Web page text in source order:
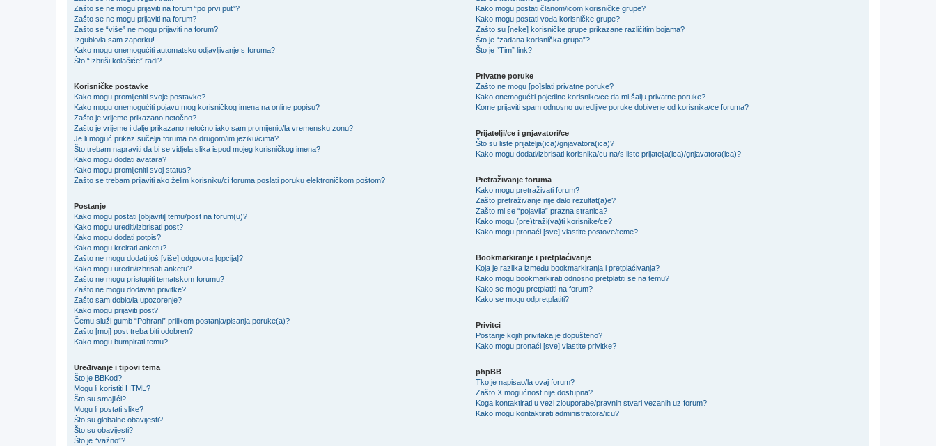
Zašto se ne mogu prijaviti na forum “po prvi put”?
Zašto se ne mogu prijaviti na forum?
Zašto se “više” ne mogu prijaviti na forum?
Izgubio/la sam zaporku!
Kako mogu onemogućiti automatsko odjavljivanje s foruma?
Što “Izbriši kolačiće” radi?
Korisničke postavke
Kako mogu promijeniti svoje postavke?
Kako mogu onemogućiti pojavu mog korisničkog imena na online popisu?
Zašto je vrijeme prikazano netočno?
Zašto je vrijeme i dalje prikazano netočno iako sam promijenio/la vremensku zonu?
Je li moguć prikaz sučelja foruma na drugom/im jeziku/cima?
Što trebam napraviti da bi se vidjela slika ispod mojeg korisničkog imena?
Kako mogu dodati avatara?
Kako mogu promijeniti svoj status?
Zašto se trebam prijaviti ako želim korisniku/ci foruma poslati poruku elektroničkom poštom?
Postanje
Kako mogu postati [objaviti] temu/post na forum(u)?
Kako mogu urediti/izbrisati post?
Kako mogu dodati potpis?
Kako mogu kreirati anketu?
Zašto ne mogu dodati još [više] odgovora [opcija]?
Kako mogu urediti/izbrisati anketu?
Zašto ne mogu pristupiti tematskom forumu?
Zašto ne mogu dodavati privitke?
Zašto sam dobio/la upozorenje?
Kako mogu prijaviti post?
Čemu služi gumb “Pohrani” prilikom postanja/pisanja poruke(a)?
Zašto [moj] post treba biti odobren?
Kako mogu bumpirati temu?
Uređivanje i tipovi tema
Što je BBKod?
Mogu li koristiti HTML?
Što su smajlići?
Mogu li postati slike?
Što su globalne obavijesti?
Što su obavijesti?
Što je “važno”?
Kako mogu postati članom/icom korisničke grupe?
Kako mogu postati vođa korisničke grupe?
Zašto su [neke] korisničke grupe prikazane različitim bojama?
Što je “zadana korisnička grupa”?
Što je “Tim” link?
Privatne poruke
Zašto ne mogu [po]slati privatne poruke?
Kako onemogućiti pojedine korisnike/ce da mi šalju privatne poruke?
Kome prijaviti spam odnosno uvredljive poruke dobivene od korisnika/ce foruma?
Prijatelji/ce i gnjavatori/ce
Što su liste prijatelja(ica)/gnjavatora(ica)?
Kako mogu dodati/izbrisati korisnika/cu na/s liste prijatelja(ica)/gnjavatora(ica)?
Pretraživanje foruma
Kako mogu pretraživati forum?
Zašto pretraživanje nije dalo rezultat(a)e?
Zašto mi se “pojavila” prazna stranica?
Kako mogu (pre)traži(va)ti korisnike/ce?
Kako mogu pronaći [sve] vlastite postove/teme?
Bookmarkiranje i pretplaćivanje
Koja je razlika između bookmarkiranja i pretplaćivanja?
Kako mogu bookmarkirati odnosno pretplatiti se na temu?
Kako se mogu pretplatiti na forum?
Kako se mogu odpretplatiti?
Privitci
Postanje kojih privitaka je dopušteno?
Kako mogu pronaći [sve] vlastite privitke?
phpBB
Tko je napisao/la ovaj forum?
Zašto X mogućnost nije dostupna?
Koga kontaktirati u vezi zlouporabe/pravnih stvari vezanih uz forum?
Kako mogu kontaktirati administratora/icu?